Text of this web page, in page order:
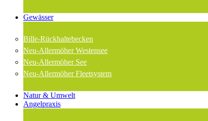
Gewässer
Bille-Rückhaltebecken
Neu-Allermöher Westensee
Neu-Allermöher See
Neu-Allermöher Fleetsystem
Natur & Umwelt
Angelpraxis